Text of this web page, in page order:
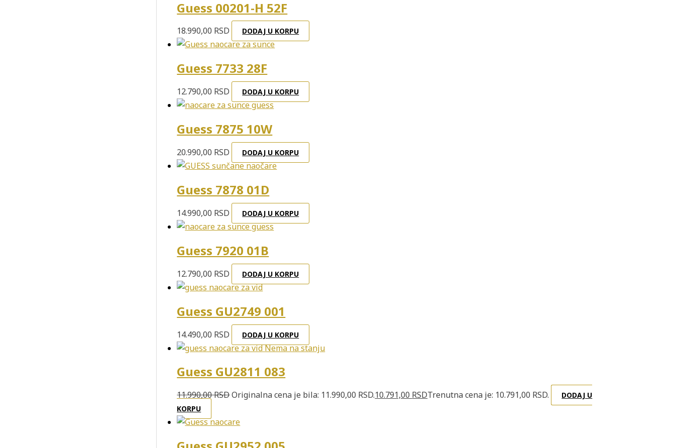
Guess 00201-H 52F
18.990,00 RSD DODAJ U KORPU
Guess 7733 28F
12.790,00 RSD DODAJ U KORPU
Guess 7875 10W
20.990,00 RSD DODAJ U KORPU
Guess 7878 01D
14.990,00 RSD DODAJ U KORPU
Guess 7920 01B
12.790,00 RSD DODAJ U KORPU
Guess GU2749 001
14.490,00 RSD DODAJ U KORPU
Nema na stanju
Guess GU2811 083
11.990,00RSDOriginalna cena je bila: 11.990,00 RSD.10.791,00 RSDTrenutna cena je: 10.791,00 RSD.
DODAJ U
KORPU